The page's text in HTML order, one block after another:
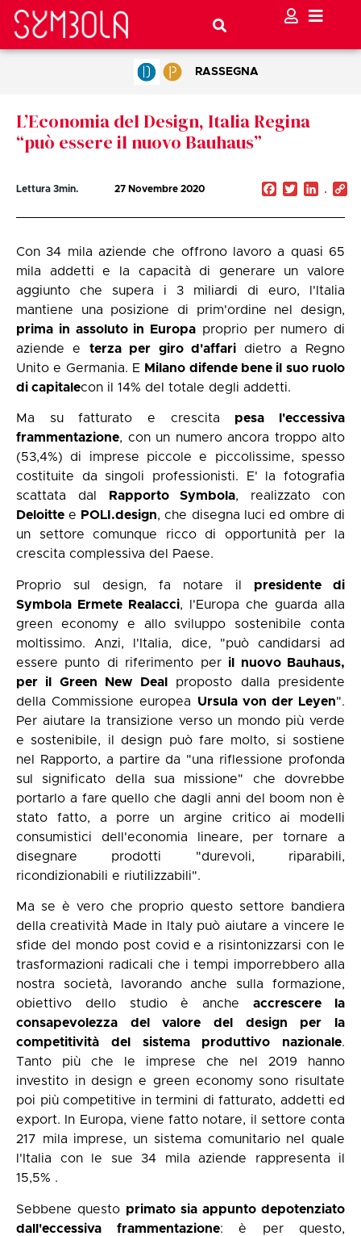
RASSEGNA
L’Economia del Design, Italia Regina
“può essere il nuovo Bauhaus”
Lettura 3min. 27 Novembre 2020 Facebook
Twitter
Con 34 mila aziende che offrono lavoro a quasi 65
mila addetti e la capacità di generare un valore
aggiunto che supera i 3 miliardi di euro, l'Italia
mantiene una posizione di prim'ordine nel design,
prima in assoluto in Europa proprio per numero di
aziende e terza per giro d'affaridietro a Regno
Unito e Germania. E Milano difende bene il suo ruolo
di capitalecon il 14% del totale degli addetti.
Ma su fatturato e crescita pesa l'eccessiva
frammentazione, con un numero ancora troppo alto
(53,4%) di imprese piccole e piccolissime, spesso
costituite da singoli professionisti. E' la fotografia
scattata dal
RapportoSymbola, realizzato con
Deloitte e POLI.design, che disegna luci ed ombre di
un settore comunque ricco di opportunità per la
crescita complessiva del Paese.
Proprio sul design, fa notare il presidente di
Symbola Ermete Realacci, l'Europa che guarda alla
green economy e allo sviluppo sostenibile conta
moltissimo. Anzi, l'Italia, dice, "può candidarsi ad
essere punto di riferimento per il nuovo Bauhaus,
per il Green New Deal
proposto dalla presidente
della Commissione europea Ursula von der Leyen".
Per aiutare la transizione verso un mondo più verde
e sostenibile, il design può fare molto, si sostiene
nel Rapporto, a partire da "una riflessione profonda
sul significato della sua missione" che dovrebbe
portarlo a fare quello che dagli anni del boom non è
stato fatto, a porre un argine critico ai modelli
consumistici dell'economia lineare, per tornare a
disegnare prodotti "durevoli, riparabili,
ricondizionabili e riutilizzabili".
Ma se è vero che proprio questo settore bandiera
della creatività Made in Italy può aiutare a vincere le
sfide del mondo post covid e a risintonizzarsi con le
trasformazioni radicali che i tempi imporrebbero alla
nostra società, lavorando anche sulla formazione,
obiettivo dello studio è ancheaccrescere la
consapevolezza del valore del design per la
competitività del sistema produttivo nazionale.
Tanto più che le imprese che nel 2019 hanno
investito in design e green economy sono risultate
poi più competitive in termini di fatturato, addetti ed
export. In Europa, viene fatto notare, il settore conta
217 mila imprese, un sistema comunitario nel quale
l'Italia con le sue 34 mila aziende rappresenta il
15,5% .
Sebbene questo primato sia appunto depotenziato
dall'eccessiva frammentazione: è per questo,